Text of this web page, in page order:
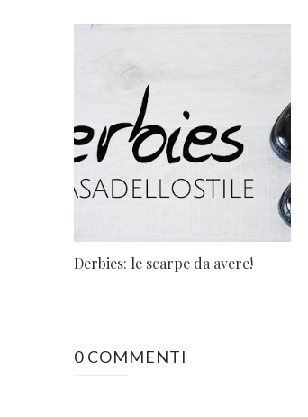
Derbies: le scarpe da avere!
0 COMMENTI